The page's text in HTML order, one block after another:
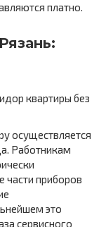
платно.
квартиры без
осуществляется
Работникам
части приборов
это
сервисного